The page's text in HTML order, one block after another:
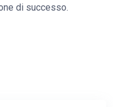
di successo.